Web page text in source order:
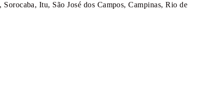
Itu, São José dos Campos, Campinas, Rio de